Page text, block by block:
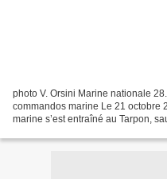
photo V. Orsini Marine nationale
commandos marine Le 21 octobre
marine s’est entraîné au Tarpon,